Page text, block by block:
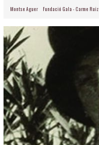
Montse Aguer Fundació Gala - Carme Ruiz